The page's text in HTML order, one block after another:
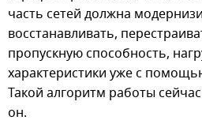
часть сетей должна
восстанавливать,
пропускную способность,
характеристики уже с
Такой алгоритм работы
он.